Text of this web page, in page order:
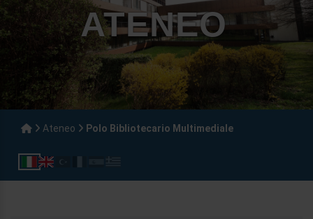
ATENEO
Ateneo Polo Bibliotecario Multimediale